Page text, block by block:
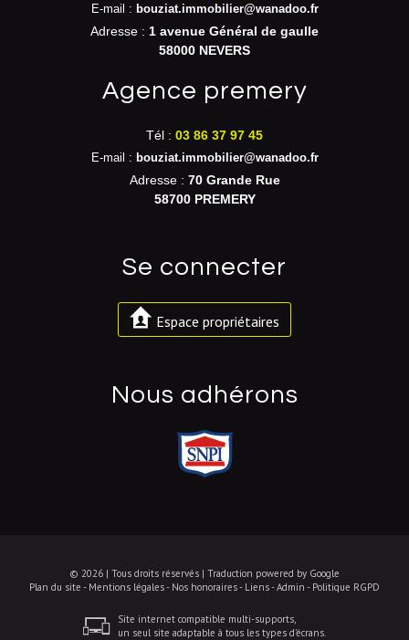
E-mail : bouziat.immobilier@wanadoo.fr
Adresse : 1 avenue Général de gaulle
58000 NEVERS
agence premery
Tél : 03 86 37 97 45
E-mail : bouziat.immobilier@wanadoo.fr
Adresse : 70 Grande Rue
58700 PREMERY
se connecter
Espace propriétaires
nous adhérons
© 2026 | Tous droits réservés | Traduction powered by Google
Plan du site - Mentions légales- Nos honoraires- Liens-Admin - Politique RGPD
Site internet compatible multi-supports,
un seul site adaptable à tous les types d'écrans.